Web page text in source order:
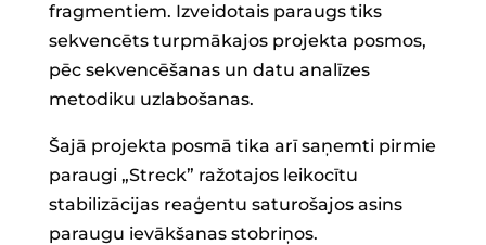
fragmentiem. Izveidotais paraugs tiks
sekvencēts turpmākajos projekta posmos,
pēc sekvencēšanas un datu analīzes
metodiku uzlabošanas.
Šajā projekta posmā tika arī saņemti pirmie
paraugi „Streck” ražotajos leikocītu
stabilizācijas reaģentu saturošajos asins
paraugu ievākšanas stobriņos.